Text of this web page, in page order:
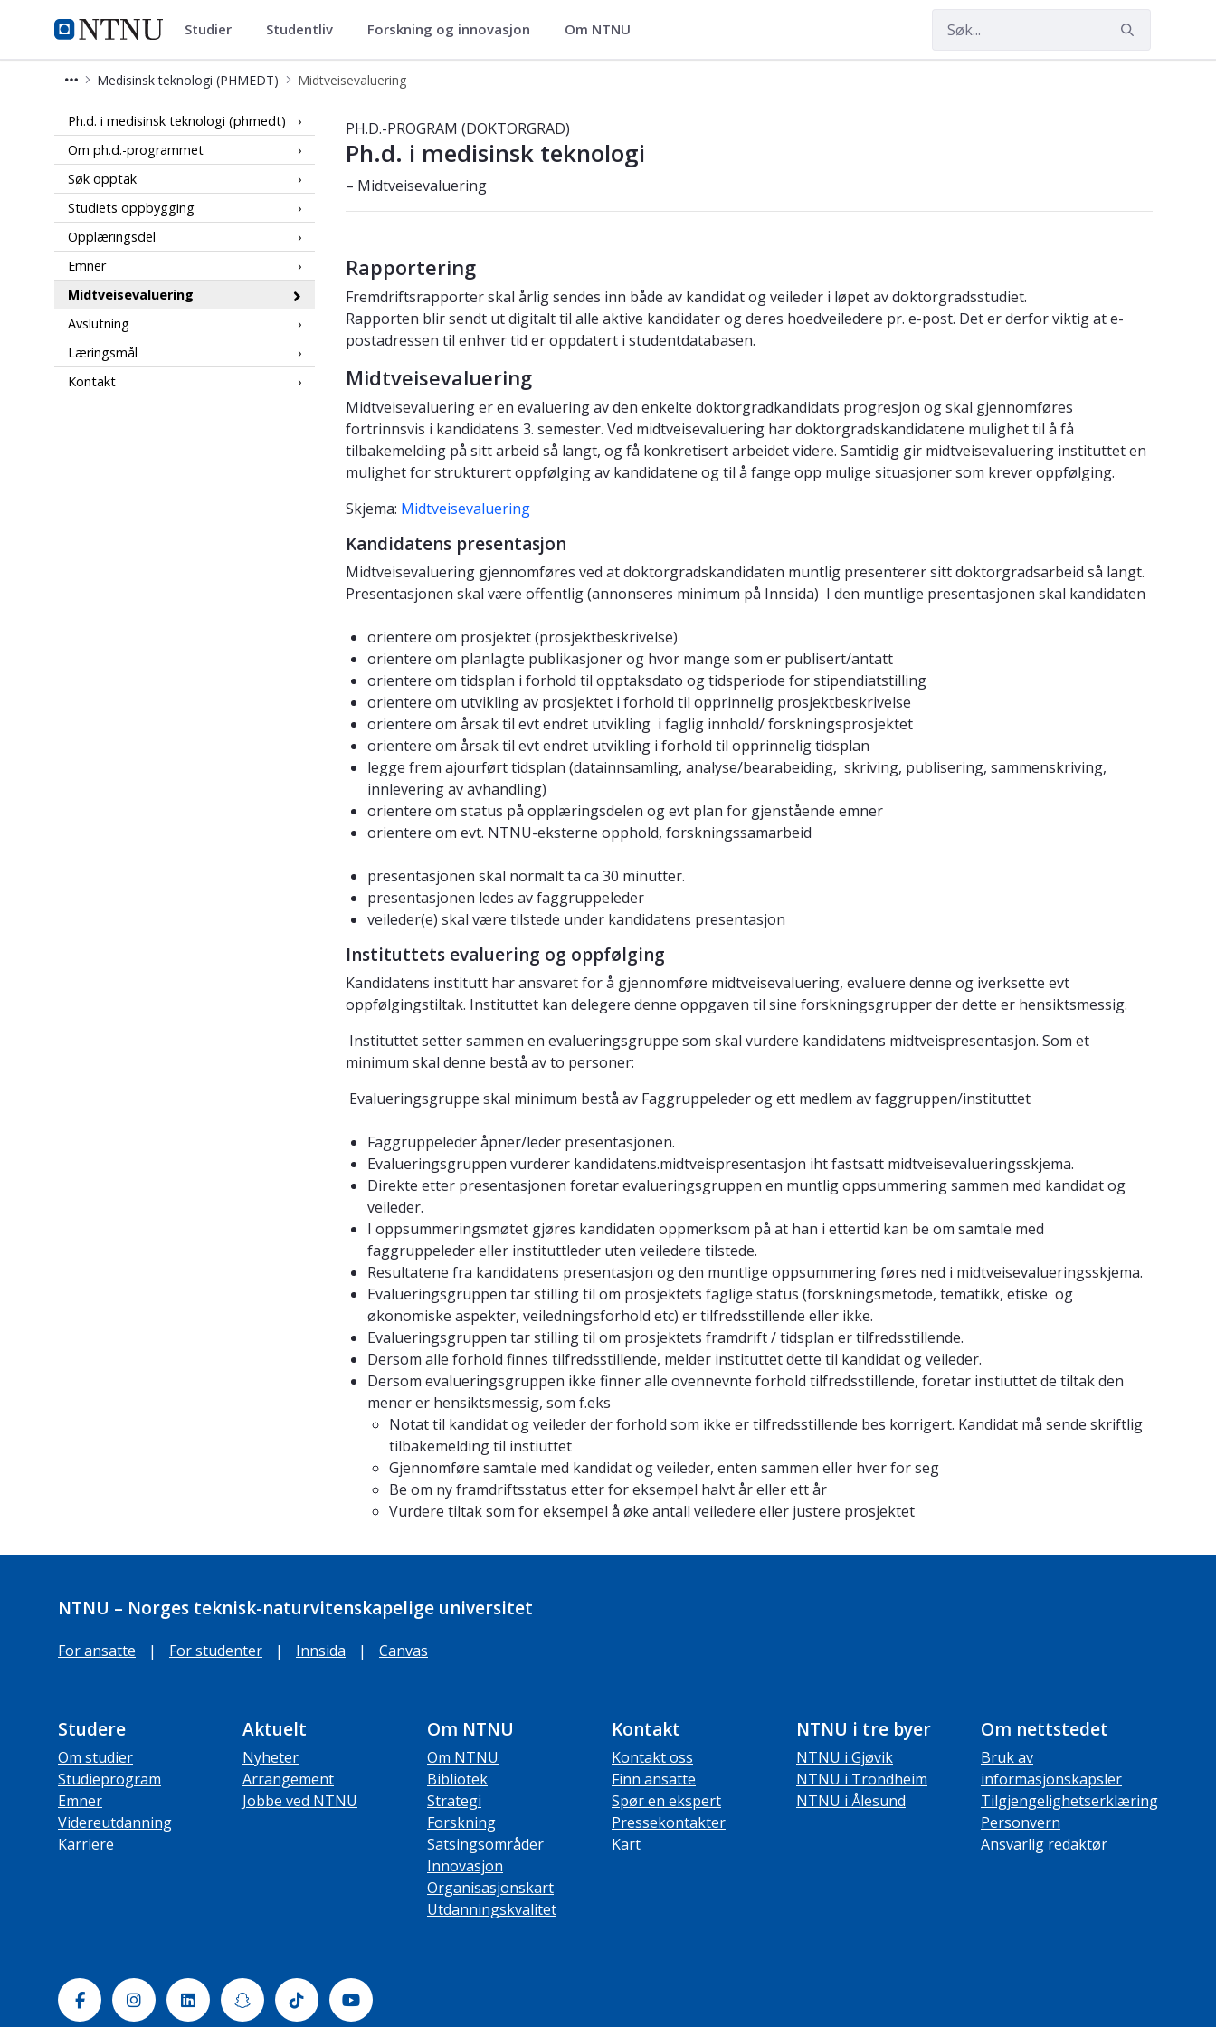
NTNU Hjemmeside
Medisinsk teknologi (PHMEDT)
Studier Studentliv Forskning og innovasjon Om NTNU
Medisinsk teknologi (PHMEDT) Midtveisevaluering
Midtveisevaluering - Medisinsk teknologi (phmedt)
Ph.d. i medisinsk teknologi (phmedt)
Om ph.d.-programmet
Søk opptak
Studiets oppbygging
Opplæringsdel
Emner
Midtveisevaluering
Avslutning
Læringsmål
Kontakt
PH.D.-PROGRAM (DOKTORGRAD)
Ph.d. i medisinsk teknologi
– Midtveisevaluering
Rapportering
Fremdriftsrapporter skal årlig sendes inn både av kandidat og veileder i løpet av doktorgradsstudiet.
Rapporten blir sendt ut digitalt til alle aktive kandidater og deres hoedveiledere pr. e-post. Det er derfor viktig at e-
postadressen til enhver tid er oppdatert i studentdatabasen.
Midtveisevaluering
Midtveisevaluering er en evaluering av den enkelte doktorgradkandidats progresjon og skal gjennomføres
fortrinnsvis i kandidatens 3. semester. Ved midtveisevaluering har doktorgradskandidatene mulighet til å få
tilbakemelding på sitt arbeid så langt, og få konkretisert arbeidet videre. Samtidig gir midtveisevaluering instituttet en
mulighet for strukturert oppfølging av kandidatene og til å fange opp mulige situasjoner som krever oppfølging.
Skjema: Midtveisevaluering
Kandidatens presentasjon
Midtveisevaluering gjennomføres ved at doktorgradskandidaten muntlig presenterer sitt doktorgradsarbeid så langt.
Presentasjonen skal være offentlig (annonseres minimum på Innsida) I den muntlige presentasjonen skal kandidaten
orientere om prosjektet (prosjektbeskrivelse)
orientere om planlagte publikasjoner og hvor mange som er publisert/antatt
orientere om tidsplan i forhold til opptaksdato og tidsperiode for stipendiatstilling
orientere om utvikling av prosjektet i forhold til opprinnelig prosjektbeskrivelse
orientere om årsak til evt endret utvikling i faglig innhold/ forskningsprosjektet
orientere om årsak til evt endret utvikling i forhold til opprinnelig tidsplan
legge frem ajourført tidsplan (datainnsamling, analyse/bearabeiding, skriving, publisering, sammenskriving,
innlevering av avhandling)
orientere om status på opplæringsdelen og evt plan for gjenstående emner
orientere om evt. NTNU-eksterne opphold, forskningssamarbeid
presentasjonen skal normalt ta ca 30 minutter.
presentasjonen ledes av faggruppeleder
veileder(e) skal være tilstede under kandidatens presentasjon
Instituttets evaluering og oppfølging
Kandidatens institutt har ansvaret for å gjennomføre midtveisevaluering, evaluere denne og iverksette evt
oppfølgingstiltak. Instituttet kan delegere denne oppgaven til sine forskningsgrupper der dette er hensiktsmessig.
Instituttet setter sammen en evalueringsgruppe som skal vurdere kandidatens midtveispresentasjon. Som et
minimum skal denne bestå av to personer:
Evalueringsgruppe skal minimum bestå av Faggruppeleder og ett medlem av faggruppen/instituttet
Faggruppeleder åpner/leder presentasjonen.
Evalueringsgruppen vurderer kandidatens.midtveispresentasjon iht fastsatt midtveisevalueringsskjema.
Direkte etter presentasjonen foretar evalueringsgruppen en muntlig oppsummering sammen med kandidat og
veileder.
I oppsummeringsmøtet gjøres kandidaten oppmerksom på at han i ettertid kan be om samtale med
faggruppeleder eller instituttleder uten veiledere tilstede.
Resultatene fra kandidatens presentasjon og den muntlige oppsummering føres ned i midtveisevalueringsskjema.
Evalueringsgruppen tar stilling til om prosjektets faglige status (forskningsmetode, tematikk, etiske og
økonomiske aspekter, veiledningsforhold etc) er tilfredsstillende eller ikke.
Evalueringsgruppen tar stilling til om prosjektets framdrift / tidsplan er tilfredsstillende.
Dersom alle forhold finnes tilfredsstillende, melder instituttet dette til kandidat og veileder.
Dersom evalueringsgruppen ikke finner alle ovennevnte forhold tilfredsstillende, foretar instiuttet de tiltak den
mener er hensiktsmessig, som f.eks
Notat til kandidat og veileder der forhold som ikke er tilfredsstillende bes korrigert. Kandidat må sende skriftlig
tilbakemelding til instiuttet
Gjennomføre samtale med kandidat og veileder, enten sammen eller hver for seg
Be om ny framdriftsstatus etter for eksempel halvt år eller ett år
Vurdere tiltak som for eksempel å øke antall veiledere eller justere prosjektet
NTNU – Norges teknisk-naturvitenskapelige universitet
For ansatte | For studenter | Innsida | Canvas
Studere
Om studier
Studieprogram
Emner
Videreutdanning
Karriere
Aktuelt
Nyheter
Arrangement
Jobbe ved NTNU
Om NTNU
Om NTNU
Bibliotek
Strategi
Forskning
Satsingsområder
Innovasjon
Organisasjonskart
Utdanningskvalitet
Kontakt
Kontakt oss
Finn ansatte
Spør en ekspert
Pressekontakter
Kart
NTNU i tre byer
NTNU i Gjøvik
NTNU i Trondheim
NTNU i Ålesund
Om nettstedet
Bruk av
informasjonskapsler
Tilgjengelighetserklæring
Personvern
Ansvarlig redaktør
FacebookInstagramLinkedinSnapchatTiktok Youtube